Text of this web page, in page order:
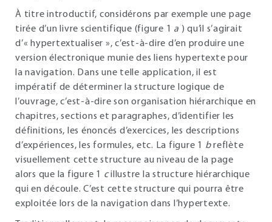
À titre introductif, considérons par exemple une page
tirée d’un livre scientifique (figure 1 a ) qu’il s’agirait
d’« hypertextualiser », c’est-à-dire d’en produire une
version électronique munie des liens hypertexte pour
la navigation. Dans une telle application, il est
impératif de déterminer la structure logique de
l’ouvrage, c’est-à-dire son organisation hiérarchique en
chapitres, sections et paragraphes, d’identifier les
définitions, les énoncés d’exercices, les descriptions
d’expériences, les formules, etc. La figure 1 breflète
visuellement cette structure au niveau de la page
alors que la figure 1 cillustre la structure hiérarchique
qui en découle. C’est cette structure qui pourra être
exploitée lors de la navigation dans l’hypertexte.